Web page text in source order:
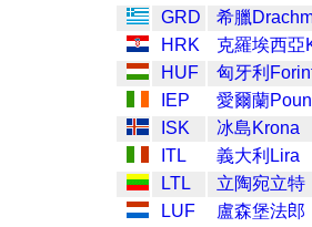
GRD
希臘
HRK
克羅埃西亞
HUF
匈牙利
IEP
愛爾蘭
ISK
冰島Krona
ITL
義大利Lira
LTL
立陶宛立特
LUF
盧森堡法郎